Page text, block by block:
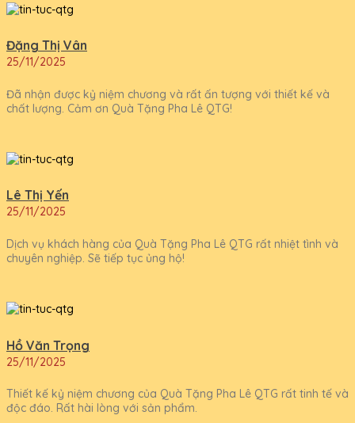
Đặng Thị Vân
25/11/2025
Đã nhận được kỷ niệm chương và rất ấn tượng với thiết kế và
chất lượng. Cảm ơn Quà Tặng Pha Lê QTG!
Lê Thị Yến
25/11/2025
Dịch vụ khách hàng của Quà Tặng Pha Lê QTG rất nhiệt tình và
chuyên nghiệp. Sẽ tiếp tục ủng hộ!
Hồ Văn Trọng
25/11/2025
Thiết kế kỷ niệm chương của Quà Tặng Pha Lê QTG rất tinh tế và
độc đáo. Rất hài lòng với sản phẩm.